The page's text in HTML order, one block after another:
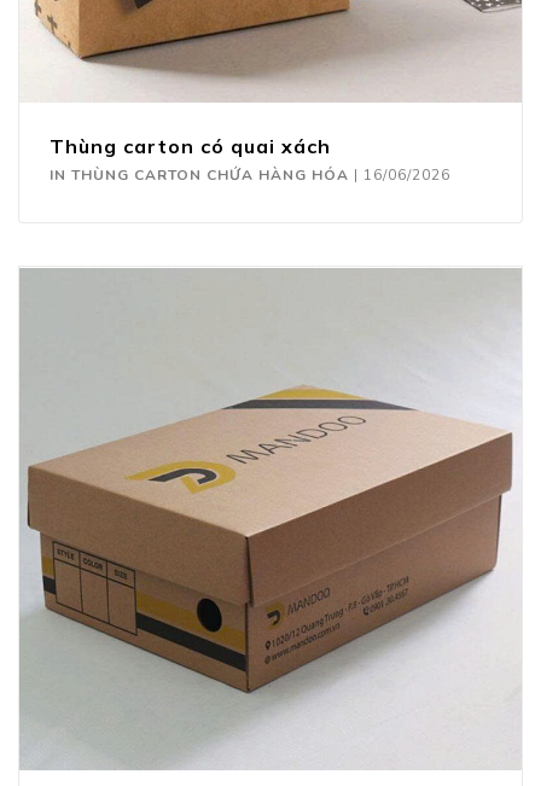
Thùng carton có quai xách
IN THÙNG CARTON CHỨA HÀNG HÓA | 16/06/2026